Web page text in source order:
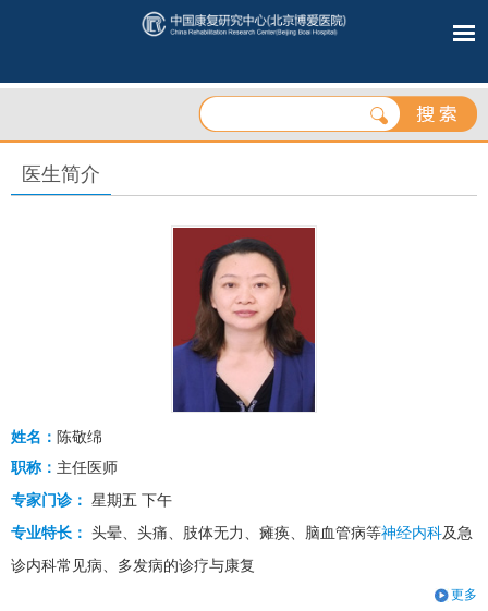
医生简介
姓名： 陈敬绵
职称： 主任医师
专家门诊： 星期五 下午
专业特长： 头晕、头痛、肢体无力、瘫痪、脑血管病等神经内科及急
诊内科常见病、多发病的诊疗与康复
更多